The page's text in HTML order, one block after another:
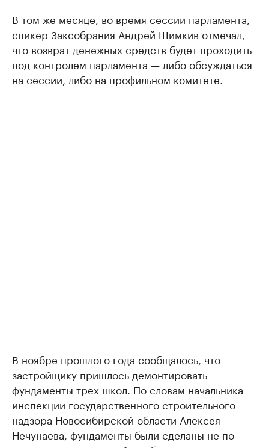
В том же месяце, во время сессии парламента,
спикер Заксобрания Андрей Шимкив отмечал,
что возврат денежных средств будет проходить
под контролем парламента — либо обсуждаться
на сессии, либо на профильном комитете.
В ноябре прошлого года сообщалось, что
застройщику пришлось демонтировать
фундаменты трех школ. По словам начальника
инспекции государственного строительного
надзора Новосибирской области Алексея
Нечунаева, фундаменты были сделаны не по